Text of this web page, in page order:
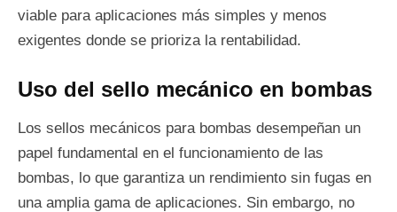
viable para aplicaciones más simples y menos
exigentes donde se prioriza la rentabilidad.
Uso del sello mecánico en bombas
Los sellos mecánicos para bombas desempeñan un
papel fundamental en el funcionamiento de las
bombas, lo que garantiza un rendimiento sin fugas en
una amplia gama de aplicaciones. Sin embargo, no